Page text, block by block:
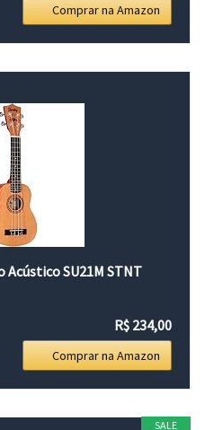
Comprar na Amazon
Acústico SU21M STNT
R$ 234,00
Comprar na Amazon
SALE